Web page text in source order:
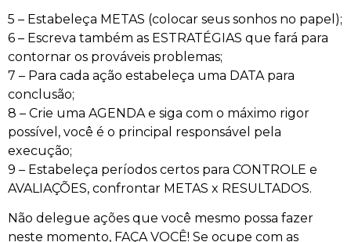
5 – Estabeleça METAS (colocar seus sonhos no papel);
6 – Escreva também as ESTRATÉGIAS que fará para
contornar os prováveis problemas;
7 – Para cada ação estabeleça uma DATA para
conclusão;
8 – Crie uma AGENDA e siga com o máximo rigor
possível, você é o principal responsável pela
execução;
9 – Estabeleça períodos certos para CONTROLE e
AVALIAÇÕES, confrontar METAS x RESULTADOS.
Não delegue ações que você mesmo possa fazer
neste momento, FAÇA VOCÊ! Se ocupe com as